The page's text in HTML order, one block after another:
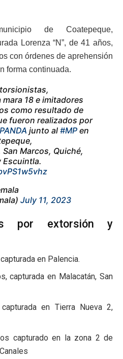
de Coatepeque,
Lorenza “N”, de 41 años,
con órdenes de aprehensión
forma continuada.
18 e imitadores
como resultado de
fueron realizados por
junto al #MP en
Marcos, Quiché,
Escuintla.
July 11, 2023
por extorsión y
en Palencia.
capturada en Malacatán, San
en Tierra Nueva 2,
capturado en la zona 2 de